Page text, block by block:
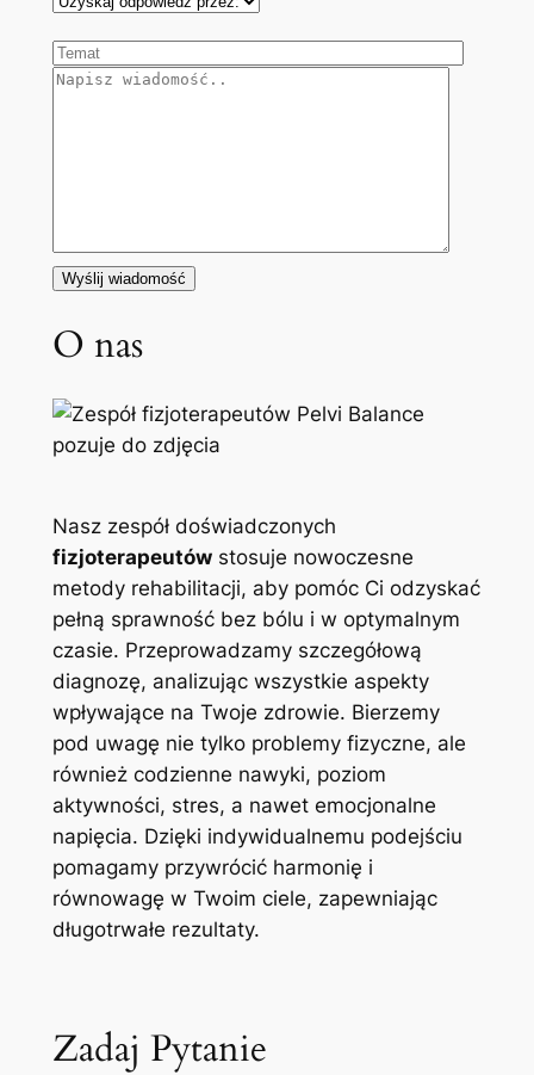
O nas
Nasz zespół doświadczonych
fizjoterapeutówstosuje nowoczesne
metody rehabilitacji, aby pomóc Ci odzyskać
pełną sprawność bez bólu i w optymalnym
czasie. Przeprowadzamy szczegółową
diagnozę, analizując wszystkie aspekty
wpływające na Twoje zdrowie. Bierzemy
pod uwagę nie tylko problemy fizyczne, ale
również codzienne nawyki, poziom
aktywności, stres, a nawet emocjonalne
napięcia. Dzięki indywidualnemu podejściu
pomagamy przywrócić harmonię i
równowagę w Twoim ciele, zapewniając
długotrwałe rezultaty.
Zadaj Pytanie